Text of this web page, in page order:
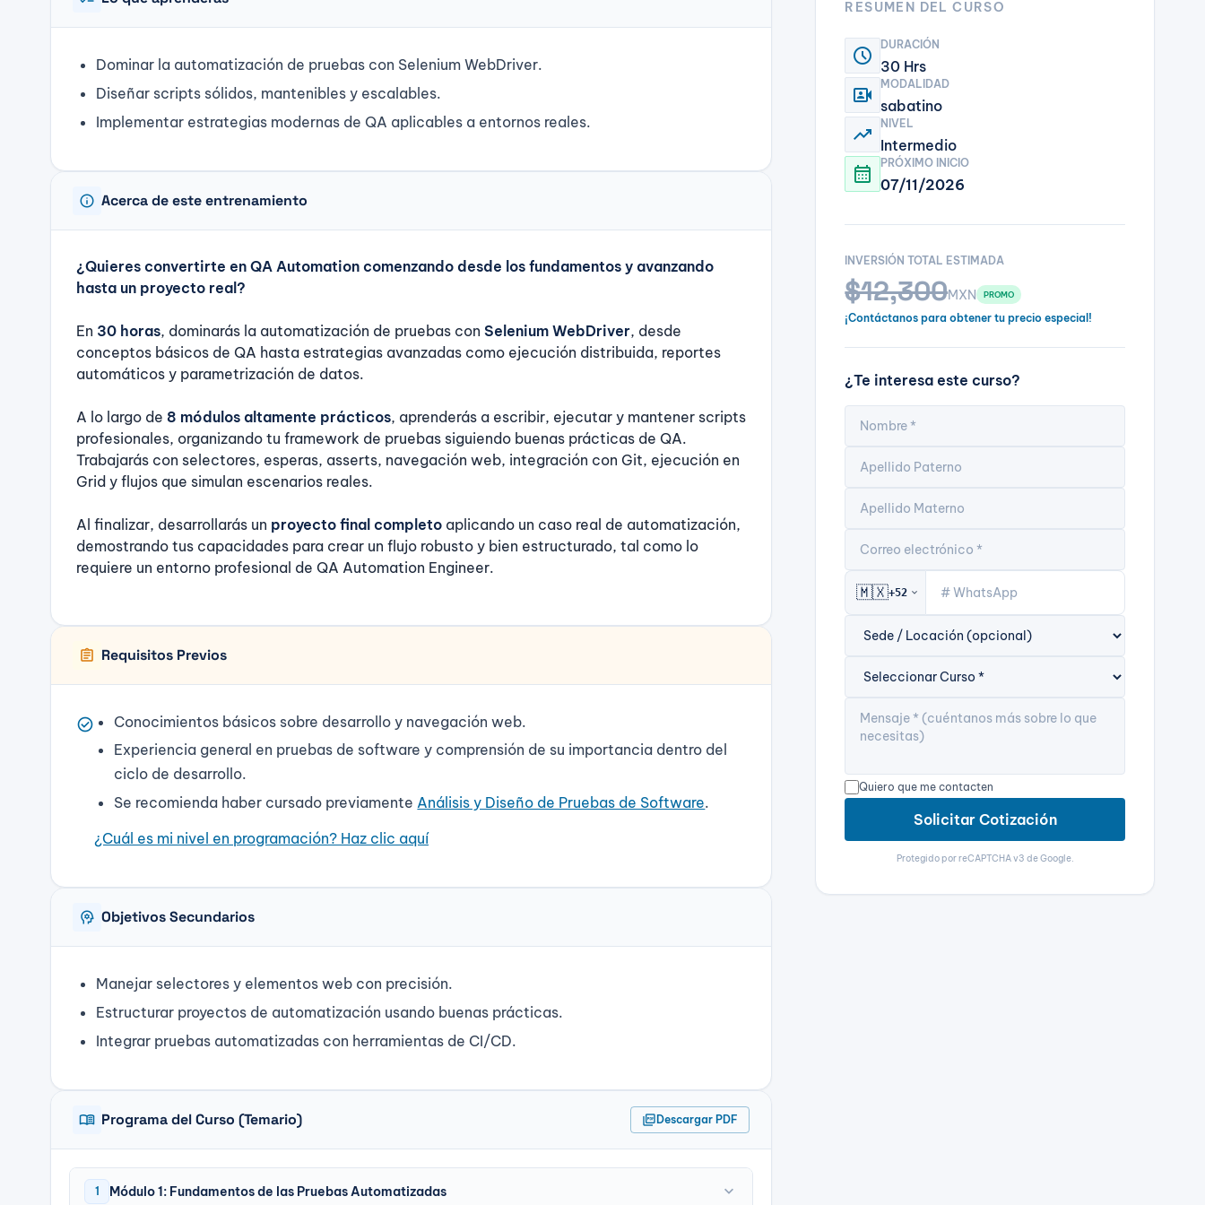
Dominar la automatización de pruebas con Selenium WebDriver.
Diseñar scripts sólidos, mantenibles y escalables.
Implementar estrategias modernas de QA aplicables a entornos reales.
info Acerca de este entrenamiento
¿Quieres convertirte en QA Automation comenzando desde los fundamentos y avanzando
hasta un proyecto real?
En 30 horas, dominarás la automatización de pruebas con Selenium WebDriver, desde
conceptos básicos de QA hasta estrategias avanzadas como ejecución distribuida, reportes
automáticos y parametrización de datos.
A lo largo de 8 módulos altamente prácticos, aprenderás a escribir, ejecutar y mantener scripts
profesionales, organizando tu framework de pruebas siguiendo buenas prácticas de QA.
Trabajarás con selectores, esperas, asserts, navegación web, integración con Git, ejecución en
Grid y flujos que simulan escenarios reales.
Al finalizar, desarrollarás un proyecto final completo aplicando un caso real de automatización,
demostrando tus capacidades para crear un flujo robusto y bien estructurado, tal como lo
requiere un entorno profesional de QA Automation Engineer.
assignment Requisitos Previos
check_circle
Conocimientos básicos sobre desarrollo y navegación web.
Experiencia general en pruebas de software y comprensión de su importancia dentro del
ciclo de desarrollo.
Se recomienda haber cursado previamenteAnálisis y Diseño de Pruebas de Software.
¿Cuál es mi nivel en programación? Haz clic aquí
psychology Objetivos Secundarios
Manejar selectores y elementos web con precisión.
Estructurar proyectos de automatización usando buenas prácticas.
Integrar pruebas automatizadas con herramientas de CI/CD.
menu_book Programa del Curso (Temario) picture_as_pdfDescargar PDF
1 Módulo 1: Fundamentos de las Pruebas Automatizadas expand_more
RESUMEN DEL CURSO
schedule DURACIÓN
30 Hrs
video_camera_front MODALIDAD
sabatino
trending_up NIVEL
Intermedio
calendar_month PRÓXIMO INICIO
07/11/2026
INVERSIÓN TOTAL ESTIMADA
$12,300MXN PROMO
¡Contáctanos para obtener tu precio especial!
¿Te interesa este curso?
🇲🇽+52 expand_more
Quiero que me contacten
Solicitar Cotización
Protegido por reCAPTCHA v3 de Google.